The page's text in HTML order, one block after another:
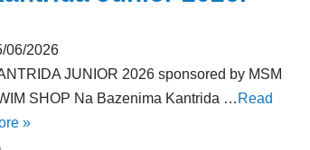
06/2026
JUNIOR 2026 sponsored by MSM
SHOP Na Bazenima Kantrida … Read
»